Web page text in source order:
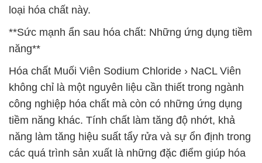
loại hóa chất này.
**Sức mạnh ẩn sau hóa chất: Những ứng dụng tiềm
năng**
Hóa chất Muối Viên Sodium Chloride › NaCL Viên
không chỉ là một nguyên liệu cần thiết trong ngành
công nghiệp hóa chất mà còn có những ứng dụng
tiềm năng khác. Tính chất làm tăng độ nhớt, khả
năng làm tăng hiệu suất tẩy rửa và sự ổn định trong
các quá trình sản xuất là những đặc điểm giúp hóa